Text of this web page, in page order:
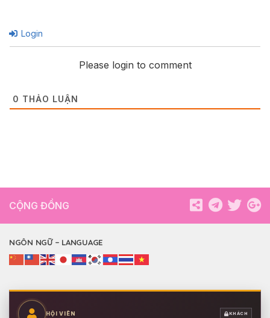
Login
Please login to comment
0 THẢO LUẬN
CỘNG ĐỒNG
NGÔN NGỮ – LANGUAGE
HỘI VIÊN KHÁCH